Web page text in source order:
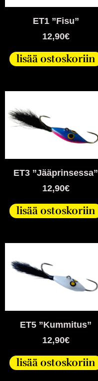
ET1 ”Fisu”
12,90€
lisää ostoskoriin
ET3 ”Jääprinsessa”
12,90€
lisää ostoskoriin
ET5 ”Kummitus”
12,90€
lisää ostoskoriin